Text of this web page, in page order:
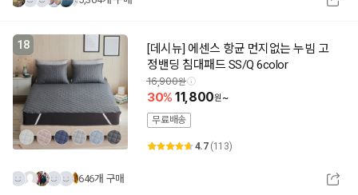
18
[데시뉴] 에센스 항균 먼지없는 누빔 고
정밴딩 침대패드 SS/Q 6color
16,900
30 11,800
~
무료배송
4.7 (113)
646개 구매